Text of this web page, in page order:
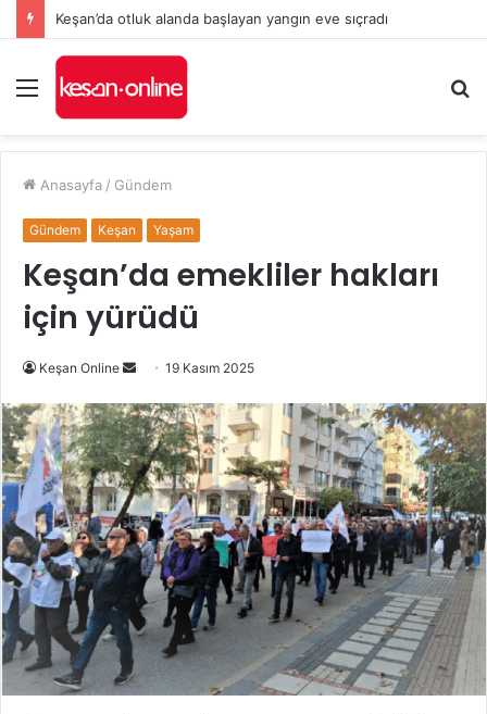
Keşan’da otluk alanda başlayan yangın eve sıçradı
Menü
...
Anasayfa / Gündem
Gündem Keşan Yaşam
Keşan’da emekliler hakları
için yürüdü
Keşan Online
Bir
posta
göndermek
19 Kasım 2025